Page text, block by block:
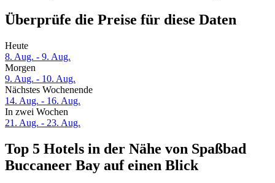
Überprüfe die Preise für diese Daten
Heute
8. Aug. - 9. Aug.
Morgen
9. Aug. - 10. Aug.
Nächstes Wochenende
14. Aug. - 16. Aug.
In zwei Wochen
21. Aug. - 23. Aug.
Top 5 Hotels in der Nähe von Spaßbad
Buccaneer Bay auf einen Blick